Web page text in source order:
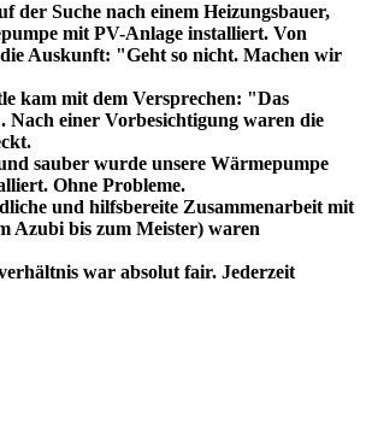
der Suche nach einem Heizungsbauer,
mit PV-Anlage installiert. Von
Auskunft: "Geht so nicht. Machen wir
kam mit dem Versprechen: "Das
einer Vorbesichtigung waren die
sauber wurde unsere Wärmepumpe
Ohne Probleme.
und hilfsbereite Zusammenarbeit mit
Azubi bis zum Meister) waren
war absolut fair. Jederzeit